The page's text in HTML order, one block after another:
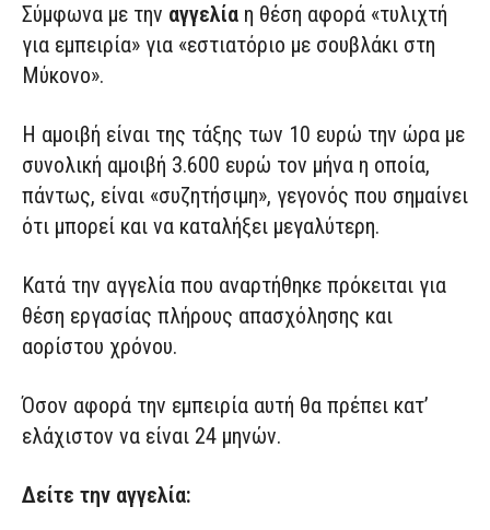
Σύμφωνα με την αγγελία η θέση αφορά «τυλιχτή
για εμπειρία» για «εστιατόριο με σουβλάκι στη
Μύκονο».
Η αμοιβή είναι της τάξης των 10 ευρώ την ώρα με
συνολική αμοιβή 3.600 ευρώ τον μήνα η οποία,
πάντως, είναι «συζητήσιμη», γεγονός που σημαίνει
ότι μπορεί και να καταλήξει μεγαλύτερη.
Κατά την αγγελία που αναρτήθηκε πρόκειται για
θέση εργασίας πλήρους απασχόλησης και
αορίστου χρόνου.
Όσον αφορά την εμπειρία αυτή θα πρέπει κατ’
ελάχιστον να είναι 24 μηνών.
Δείτε την αγγελία: